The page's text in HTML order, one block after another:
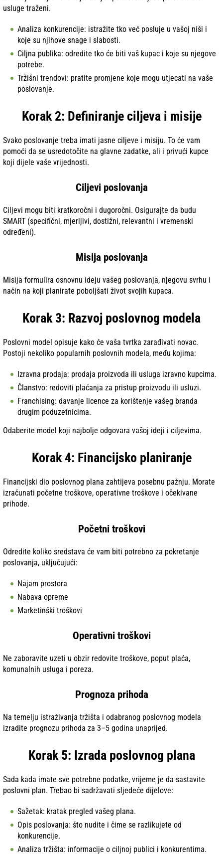
usluge traženi.
Analiza konkurencije: istražite tko već posluje u vašoj niši i
koje su njihove snage i slabosti.
Ciljna publika: odredite tko će biti vaš kupac i koje su njegove
potrebe.
Tržišni trendovi: pratite promjene koje mogu utjecati na vaše
poslovanje.
Korak 2: Definiranje ciljeva i misije
Svako poslovanje treba imati jasne ciljeve i misiju. To će vam
pomoći da se usredotočite na glavne zadatke, ali i privući kupce
koji dijele vaše vrijednosti.
Ciljevi poslovanja
Ciljevi mogu biti kratkoročni i dugoročni. Osigurajte da budu
SMART (specifični, mjerljivi, dostižni, relevantni i vremenski
određeni).
Misija poslovanja
Misija formulira osnovnu ideju vašeg poslovanja, njegovu svrhu i
način na koji planirate poboljšati život svojih kupaca.
Korak 3: Razvoj poslovnog modela
Poslovni model opisuje kako će vaša tvrtka zarađivati novac.
Postoji nekoliko popularnih poslovnih modela, među kojima:
Izravna prodaja: prodaja proizvoda ili usluga izravno kupcima.
Članstvo: redoviti plaćanja za pristup proizvodu ili usluzi.
Franchising: davanje licence za korištenje vašeg branda
drugim poduzetnicima.
Odaberite model koji najbolje odgovara vašoj ideji i ciljevima.
Korak 4: Financijsko planiranje
Financijski dio poslovnog plana zahtijeva posebnu pažnju. Morate
izračunati početne troškove, operativne troškove i očekivane
prihode.
Početni troškovi
Odredite koliko sredstava će vam biti potrebno za pokretanje
poslovanja, uključujući:
Najam prostora
Nabava opreme
Marketinški troškovi
Operativni troškovi
Ne zaboravite uzeti u obzir redovite troškove, poput plaća,
komunalnih usluga i poreza.
Prognoza prihoda
Na temelju istraživanja tržišta i odabranog poslovnog modela
izradite prognozu prihoda za 3–5 godina unaprijed.
Korak 5: Izrada poslovnog plana
Sada kada imate sve potrebne podatke, vrijeme je da sastavite
poslovni plan. Trebao bi sadržavati sljedeće dijelove:
Sažetak: kratak pregled vašeg plana.
Opis poslovanja: što nudite i čime se razlikujete od
konkurencije.
Analiza tržišta: informacije o ciljnoj publici i konkurentima.